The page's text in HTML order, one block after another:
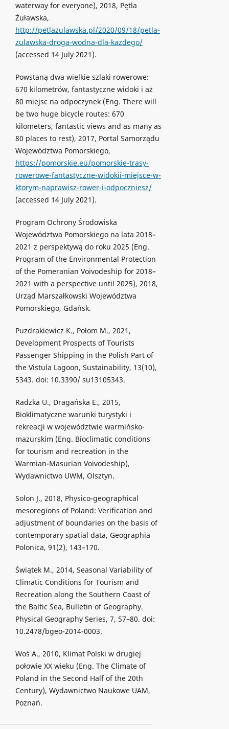
waterway for everyone), 2018, Pętla
Żuławska,
http://petlazulawska.pl/2020/09/18/petla-
zulawska-droga-wodna-dla-kazdego/
(accessed 14 July 2021).
Powstaną dwa wielkie szlaki rowerowe:
670 kilometrów, fantastyczne widoki i aż
80 miejsc na odpoczynek (Eng. There will
be two huge bicycle routes: 670
kilometers, fantastic views and as many as
80 places to rest), 2017, Portal Samorządu
Województwa Pomorskiego,
https://pomorskie.eu/pomorskie-trasy-
rowerowe-fantastyczne-widokii-miejsce-w-
ktorym-naprawisz-rower-i-odpoczniesz/
(accessed 14 July 2021).
Program Ochrony Środowiska
Województwa Pomorskiego na lata 2018–
2021 z perspektywą do roku 2025 (Eng.
Program of the Environmental Protection
of the Pomeranian Voivodeship for 2018–
2021 with a perspective until 2025), 2018,
Urząd Marszałkowski Województwa
Pomorskiego, Gdańsk.
Puzdrakiewicz K., Połom M., 2021,
Development Prospects of Tourists
Passenger Shipping in the Polish Part of
the Vistula Lagoon, Sustainability, 13(10),
5343. doi: 10.3390/ su13105343.
Radzka U., Dragańska E., 2015,
Bioklimatyczne warunki turystyki i
rekreacji w województwie warmińsko-
mazurskim (Eng. Bioclimatic conditions
for tourism and recreation in the
Warmian-Masurian Voivodeship),
Wydawnictwo UWM, Olsztyn.
Solon J., 2018, Physico-geographical
mesoregions of Poland: Verification and
adjustment of boundaries on the basis of
contemporary spatial data, Geographia
Polonica, 91(2), 143–170.
Świątek M., 2014, Seasonal Variability of
Climatic Conditions for Tourism and
Recreation along the Southern Coast of
the Baltic Sea, Bulletin of Geography.
Physical Geography Series, 7, 57–80. doi:
10.2478/bgeo-2014-0003.
Woś A., 2010, Klimat Polski w drugiej
połowie XX wieku (Eng. The Climate of
Poland in the Second Half of the 20th
Century), Wydawnictwo Naukowe UAM,
Poznań.